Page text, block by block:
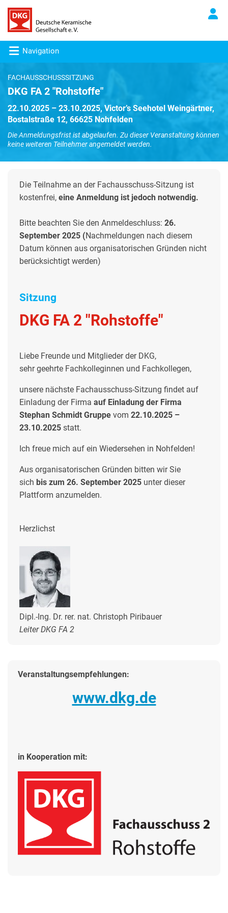
Navigation
FACHAUSSCHUSSSITZUNG
DKG FA 2 "Rohstoffe"
22.10.2025 – 23.10.2025, Victor’s Seehotel Weingärtner,
Bostalstraße 12, 66625 Nohfelden
Die Anmeldungsfrist ist abgelaufen. Zu dieser Veranstaltung können
keine weiteren Teilnehmer angemeldet werden.
Die Teilnahme an der Fachausschuss-Sitzung ist
kostenfrei, eine Anmeldung ist jedoch notwendig.
Bitte beachten Sie den Anmeldeschluss: 26.
September 2025 (Nachmeldungen nach diesem
Datum können aus organisatorischen Gründen nicht
berücksichtigt werden)
Sitzung
DKG FA 2 "Rohstoffe"
Liebe Freunde und Mitglieder der DKG,
sehr geehrte Fachkolleginnen und Fachkollegen,
unsere nächste Fachausschuss-Sitzung findet auf
Einladung der Firma auf Einladung der Firma
Stephan Schmidt Gruppe vom 22.10.2025 –
23.10.2025 statt.
Ich freue mich auf ein Wiedersehen in Nohfelden!
Aus organisatorischen Gründen bitten wir Sie
sich bis zum 26. September 2025 unter dieser
Plattform anzumelden.
Herzlichst
Dipl.-Ing. Dr. rer. nat. Christoph Piribauer
Leiter DKG FA 2
Veranstaltungsempfehlungen:
www.dkg.de
in Kooperation mit: